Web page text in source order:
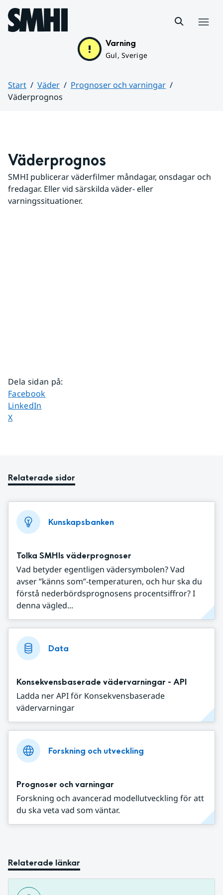
Hoppa till sidans innehåll
Varning
Gul, Sverige
Start Väder
Prognoser och varningar
Väderprognos
Väderprognos
SMHI publicerar väderfilmer måndagar, onsdagar och
fredagar. Eller vid särskilda väder- eller
varningssituationer.
Dela sidan på:
Dela sidan på
Facebook
Dela sidan på
LinkedIn
Dela sidan på
X
Relaterade sidor
Kunskapsbanken
Tolka SMHIs väderprognoser
Vad betyder egentligen vädersymbolen? Vad
avser ”känns som”-temperaturen, och hur ska du
förstå nederbördsprognosens procentsiffror? I
denna vägled...
Data
Konsekvensbaserade vädervarningar - API
Ladda ner API för Konsekvensbaserade
vädervarningar
Forskning och utveckling
Prognoser och varningar
Forskning och avancerad modellutveckling för att
du ska veta vad som väntar.
Relaterade länkar